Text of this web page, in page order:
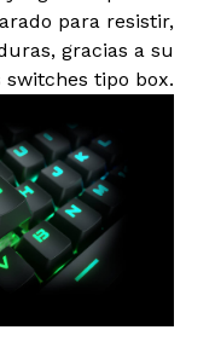
para resistir,
gracias a su
tipo box.